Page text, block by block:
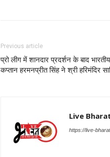
Previous article
प्रो लीग में शानदार प्रदर्शन के बाद
कप्तान हरमनप्रीत सिंह ने श्री हरिमंदिर
Live
https://live-